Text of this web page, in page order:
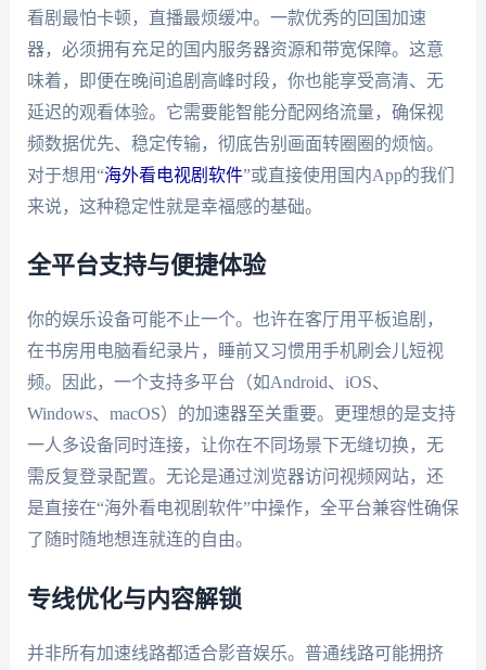
看剧最怕卡顿，直播最烦缓冲。一款优秀的回国加速
器，必须拥有充足的国内服务器资源和带宽保障。这意
味着，即便在晚间追剧高峰时段，你也能享受高清、无
延迟的观看体验。它需要能智能分配网络流量，确保视
频数据优先、稳定传输，彻底告别画面转圈圈的烦恼。
对于想用“海外看电视剧软件”或直接使用国内App的我们
来说，这种稳定性就是幸福感的基础。
全平台支持与便捷体验
你的娱乐设备可能不止一个。也许在客厅用平板追剧，
在书房用电脑看纪录片，睡前又习惯用手机刷会儿短视
频。因此，一个支持多平台（如Android、iOS、
Windows、macOS）的加速器至关重要。更理想的是支持
一人多设备同时连接，让你在不同场景下无缝切换，无
需反复登录配置。无论是通过浏览器访问视频网站，还
是直接在“海外看电视剧软件”中操作，全平台兼容性确保
了随时随地想连就连的自由。
专线优化与内容解锁
并非所有加速线路都适合影音娱乐。普通线路可能拥挤